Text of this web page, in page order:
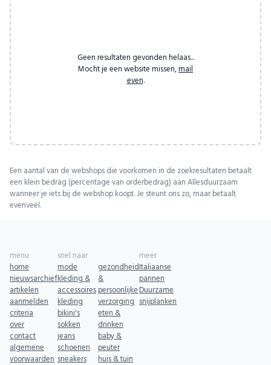
Geen resultaten gevonden helaas...
Mocht je een website missen, mail
even.
Een aantal van de webshops die voorkomen in de zoekresultaten betaalt
een klein bedrag (percentage van orderbedrag) aan Allesduurzaam
wanneer je iets bij de webshop koopt. Je steunt ons zo, maar betaalt
evenveel.
menu
home
nieuwsarchief
artikelen
aanmelden
criteria
over
contact
algemene
voorwaarden
snel naar
mode
kleding &
accessoires
kleding
bikini's
sokken
jeans
schoenen
sneakers
gezondheid
&
persoonlijke
verzorging
eten &
drinken
baby &
peuter
huis & tuin
meer
Italiaanse
pannen
Duurzame
snijplanken